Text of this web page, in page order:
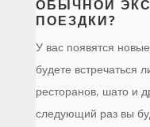
ОБЫЧНОЙ
ПОЕЗДКИ?
У вас появятся
будете встречаться
ресторанов, шато и
следующий раз вы